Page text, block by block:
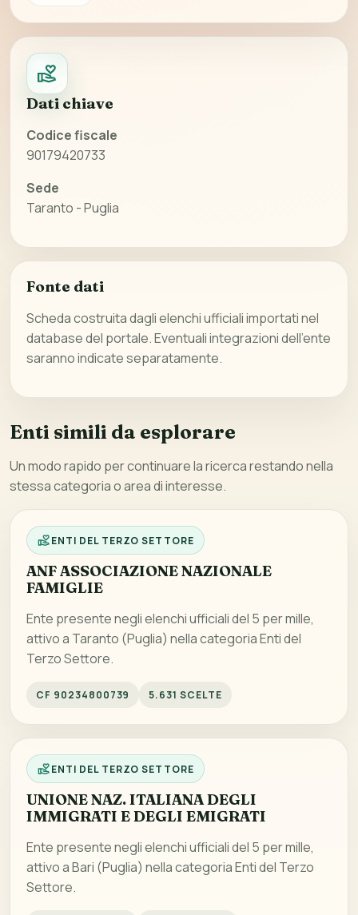
Dati chiave
Codice fiscale
90179420733
Sede
Taranto - Puglia
Fonte dati
Scheda costruita dagli elenchi ufficiali importati nel
database del portale. Eventuali integrazioni dell’ente
saranno indicate separatamente.
Enti simili da esplorare
Un modo rapido per continuare la ricerca restando nella
stessa categoria o area di interesse.
ENTI DEL TERZO SETTORE
ANF ASSOCIAZIONE NAZIONALE
FAMIGLIE
Ente presente negli elenchi ufficiali del 5 per mille,
attivo a Taranto (Puglia) nella categoria Enti del
Terzo Settore.
CF 90234800739 5.631 SCELTE
ENTI DEL TERZO SETTORE
UNIONE NAZ. ITALIANA DEGLI
IMMIGRATI E DEGLI EMIGRATI
Ente presente negli elenchi ufficiali del 5 per mille,
attivo a Bari (Puglia) nella categoria Enti del Terzo
Settore.